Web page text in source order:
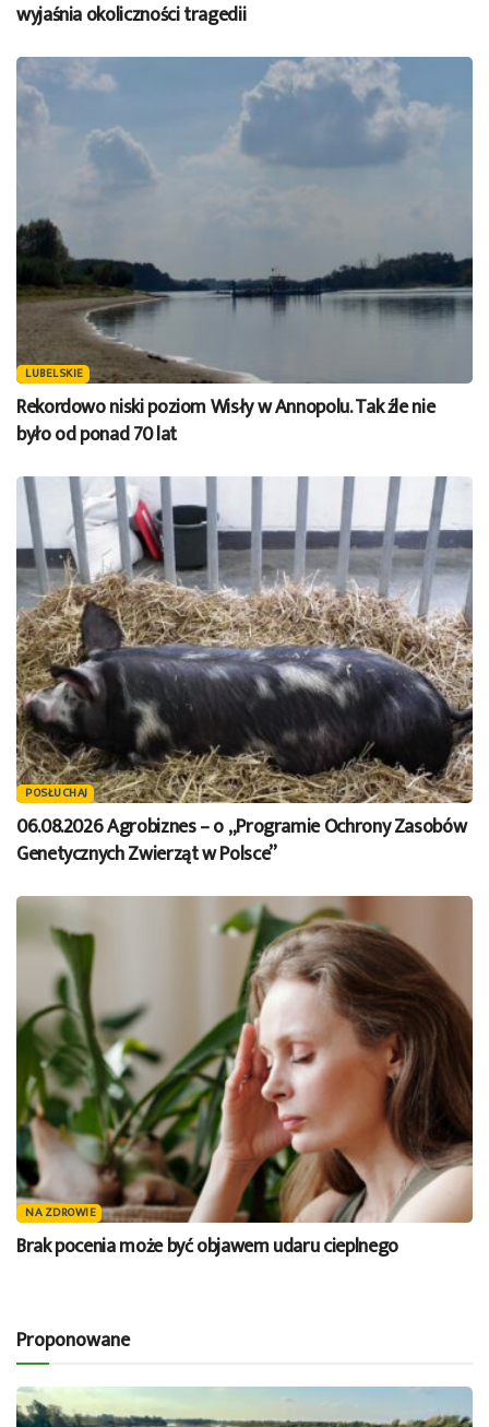
wyjaśnia okoliczności tragedii
LUBELSKIE
Rekordowo niski poziom Wisły w Annopolu. Tak źle nie
było od ponad 70 lat
POSŁUCHAJ
06.08.2026 Agrobiznes – o „Programie Ochrony Zasobów
Genetycznych Zwierząt w Polsce”
NA ZDROWIE
Brak pocenia może być objawem udaru cieplnego
Proponowane